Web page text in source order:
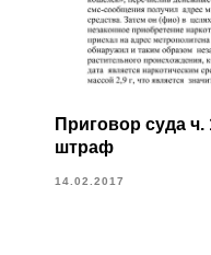
Приговор суда ч.
штраф
14.02.2017